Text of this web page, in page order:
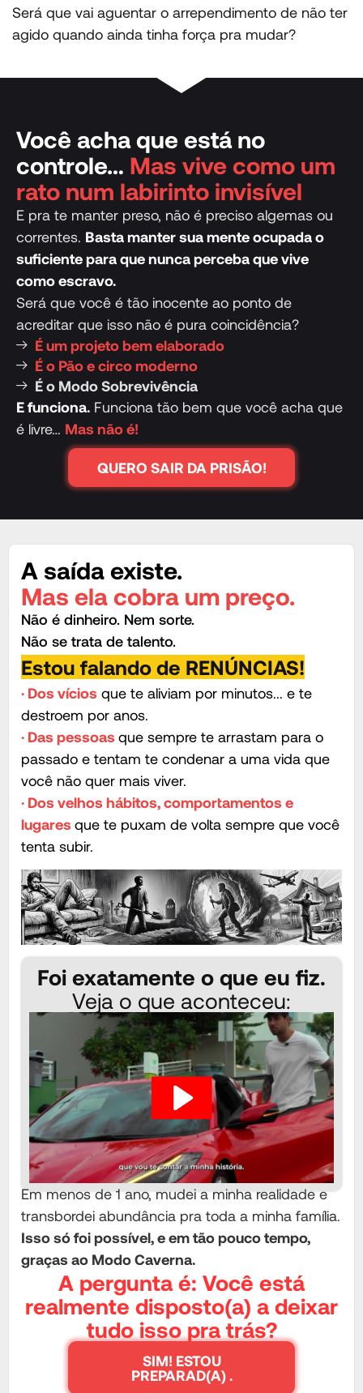
Será que vai aguentar o arrependimento de não ter
agido quando ainda tinha força pra mudar?
Você acha que está no
controle… Mas vive como um
rato num labirinto invisível
E pra te manter preso, não é preciso algemas ou
correntes. Basta manter sua mente ocupada o
suficiente para que nunca perceba que vive
como escravo.
Será que você é tão inocente ao ponto de
acreditar que isso não é pura coincidência?
É um projeto bem elaborado
É o Pão e circo moderno
É o Modo Sobrevivência
E funciona. Funciona tão bem que você acha que
é livre… Mas não é!
QUERO SAIR DA PRISÃO!
A saída existe.
Mas ela cobra um preço.
Não é dinheiro. Nem sorte.
Não se trata de talento.
Estou falando de RENÚNCIAS!
· Dos vícios que te aliviam por minutos... e te
destroem por anos.
· Das pessoas que sempre te arrastam para o
passado e tentam te condenar a uma vida que
você não quer mais viver.
· Dos velhos hábitos, comportamentos e
lugares que te puxam de volta sempre que você
tenta subir.
Foi exatamente o que eu fiz.
Veja o que aconteceu:
Em menos de 1 ano, mudei a minha realidade e
transbordei abundância pra toda a minha família.
Isso só foi possível, e em tão pouco tempo,
graças ao Modo Caverna.
A pergunta é: Você está
realmente disposto(a) a deixar
tudo isso pra trás?
SIM! ESTOU
PREPARAD(A) .